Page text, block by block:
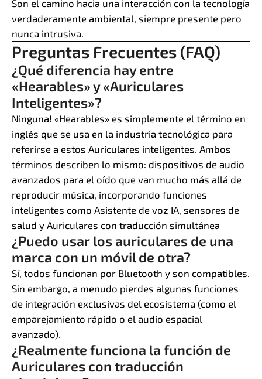
Son el camino hacia una interacción con la tecnología
verdaderamente ambiental, siempre presente pero
nunca intrusiva.
Preguntas Frecuentes (FAQ)
¿Qué diferencia hay entre
«Hearables» y «Auriculares
Inteligentes»?
Ninguna! «Hearables» es simplemente el término en
inglés que se usa en la industria tecnológica para
referirse a estos Auriculares inteligentes. Ambos
términos describen lo mismo: dispositivos de audio
avanzados para el oído que van mucho más allá de
reproducir música, incorporando funciones
inteligentes como Asistente de voz IA, sensores de
salud y Auriculares con traducción simultánea
¿Puedo usar los auriculares de una
marca con un móvil de otra?
Sí, todos funcionan por Bluetooth y son compatibles.
Sin embargo, a menudo pierdes algunas funciones
de integración exclusivas del ecosistema (como el
emparejamiento rápido o el audio espacial
avanzado).
¿Realmente funciona la función de
Auriculares con traducción